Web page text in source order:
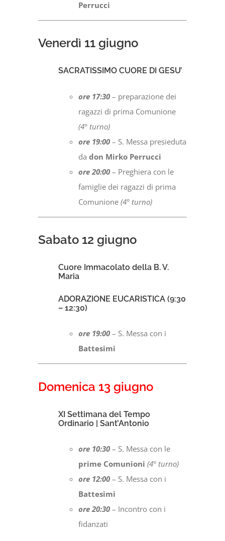
Perrucci
Venerdì 11giugno
SACRATISSIMO CUORE DI GESU’
ore 17:30 – preparazione dei
ragazzi di prima Comunione
(4° turno)
ore 19:00 – S. Messa presieduta
dadon Mirko Perrucci
ore 20:00 – Preghiera con le
famiglie dei ragazzi di prima
Comunione(4° turno)
Sabato 12 giugno
Cuore Immacolato della B. V.
Maria
ADORAZIONE EUCARISTICA (9:30
– 12:30)
ore 19:00 – S. Messa con i
Battesimi
Domenica 13 giugno
XI Settimana del Tempo
Ordinario | Sant’Antonio
ore 10:30 – S. Messa con le
prime Comunioni (4° turno)
ore 12:00 – S. Messa con i
Battesimi
ore 20:30 – Incontro con i
fidanzati